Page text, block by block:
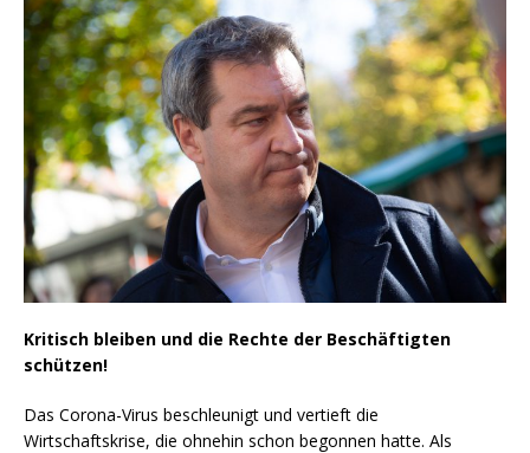
Kritisch bleiben und die Rechte der Beschäftigten
schützen!
Das Corona-Virus beschleunigt und vertieft die
Wirtschaftskrise, die ohnehin schon begonnen hatte. Als